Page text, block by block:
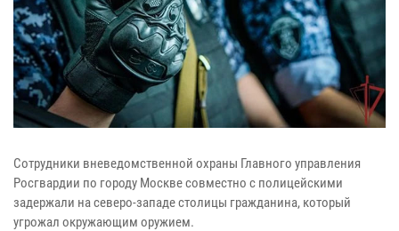
Сотрудники вневедомственной охраны Главного управления
Росгвардии по городу Москве совместно с полицейскими
задержали на северо-западе столицы гражданина, который
угрожал окружающим оружием.